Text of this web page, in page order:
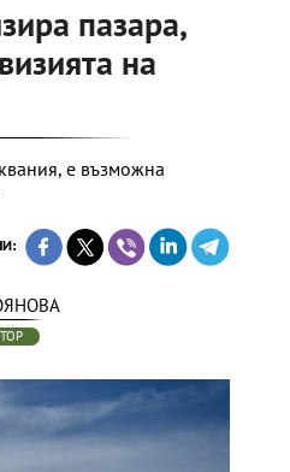
пазара,
на
е възможна